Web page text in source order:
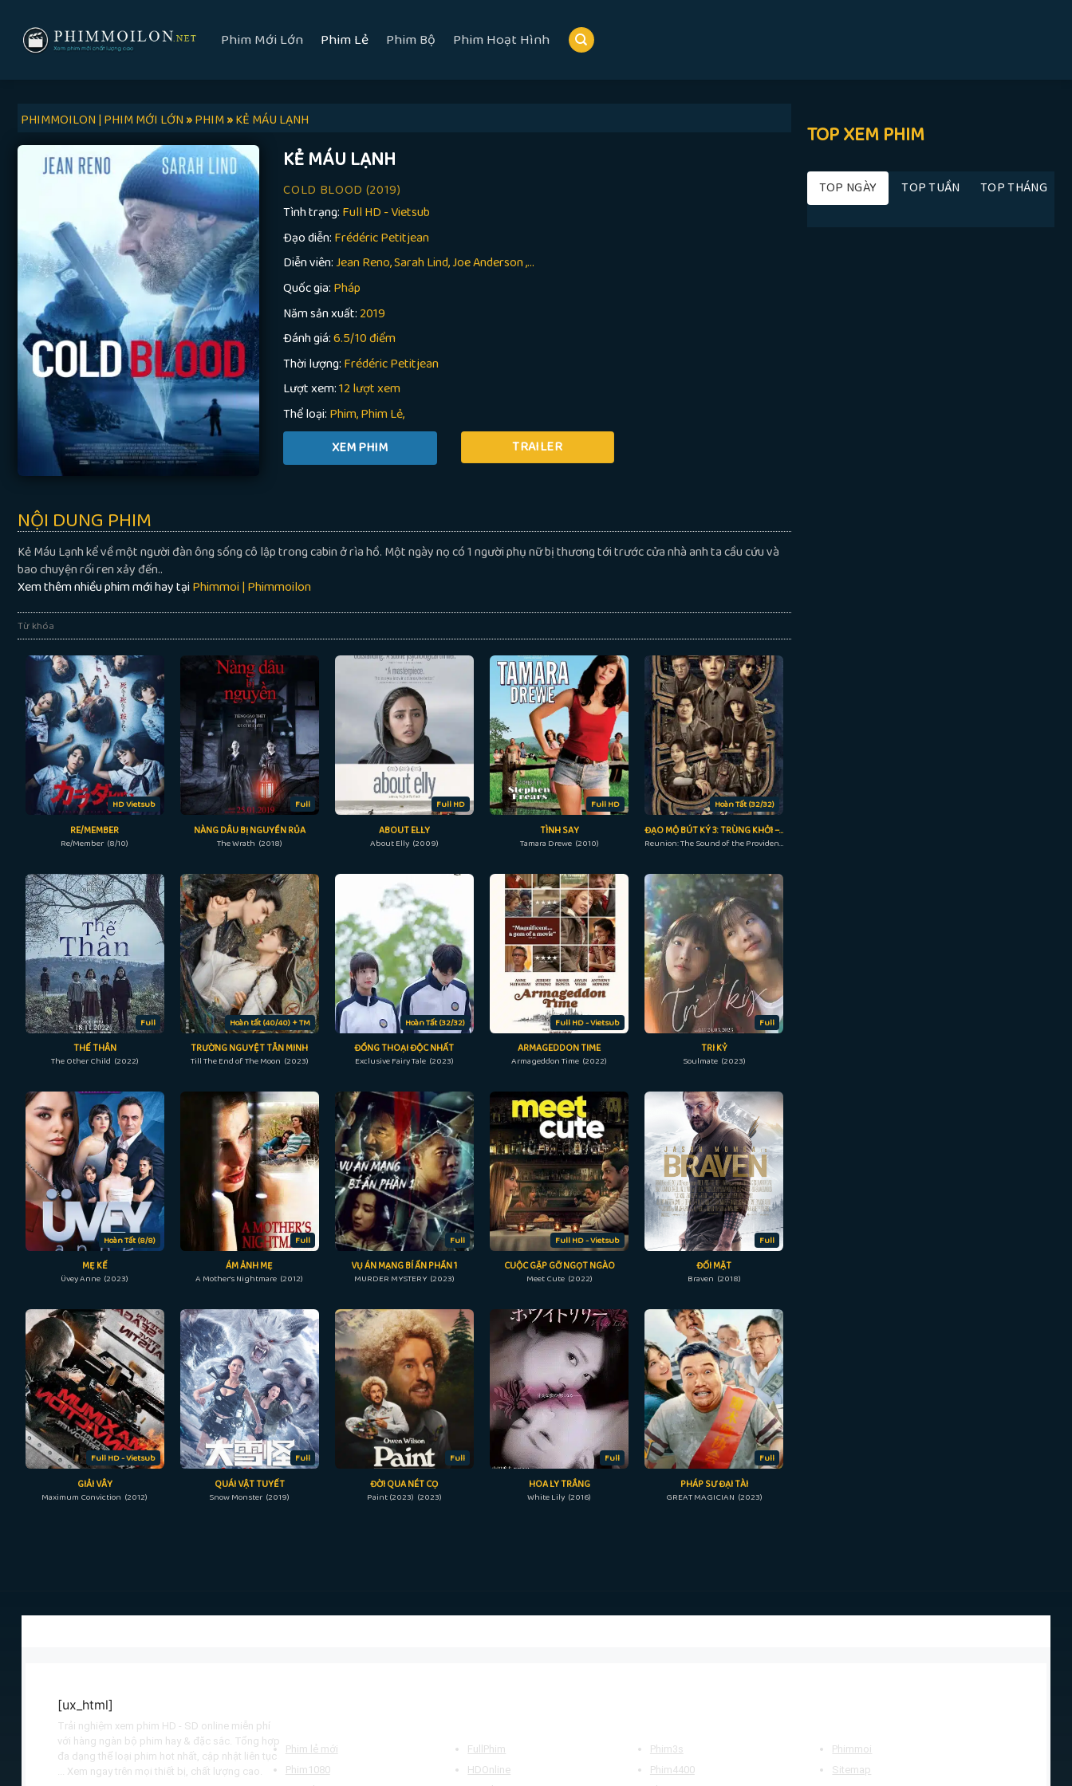
content
Phim Mới Lớn Phim Lẻ Phim Bộ Phim Hoạt Hình
PHIMMOILON | PHIM MỚI LỚN »PHIM»KẺ MÁU LẠNH
KẺ MÁU LẠNH
COLD BLOOD (2019)
Tình trạng: Full HD - Vietsub
Đạo diễn: Frédéric Petitjean
Diễn viên:Jean Reno, Sarah Lind, Joe Anderson ,...
Quốc gia: Pháp
Năm sản xuất: 2019
Đánh giá:6.5/10 điểm
Thời lượng: Frédéric Petitjean
Lượt xem:12 lượt xem
Thể loại: Phim Phim Lẻ
TRAILER
NỘI DUNG PHIM
Kẻ Máu Lạnh kể về một người đàn ông sống cô lập trong cabin ở rìa hồ. Một ngày nọ có 1 người phụ nữ bị thương tới trước cửa nhà anh ta cầu cứu và
bao chuyện rối ren xảy đến..
Xem thêm nhiều phim mới hay tạiPhimmoi | Phimmoilon
Từ khóa
HD Vietsub
RE/MEMBER
Re/Member (8/10)
Full
NÀNG DÂU BỊ NGUYỀN RỦA
The Wrath (2018)
Full HD
ABOUT ELLY
About Elly (2009)
Full HD
TÌNH SAY
Tamara Drewe (2010)
Hoàn Tất (32/32)
ĐẠO MỘ BÚT KÝ 3: TRÙNG KHỞI – CỰC HẢI THÍNH LÔI
Reunion: The Sound of the Providence (2020)
Full
THẾ THÂN
The Other Child (2022)
Hoàn tất (40/40) + TM
TRƯỜNG NGUYỆT TẪN MINH
Till The End of The Moon (2023)
Hoàn Tất (32/32)
ĐỒNG THOẠI ĐỘC NHẤT
Exclusive Fairy Tale (2023)
Full HD - Vietsub
ARMAGEDDON TIME
Armageddon Time (2022)
Full
TRI KỶ
Soulmate (2023)
Hoàn Tất (8/8)
MẸ KẾ
Üvey Anne (2023)
Full
ÁM ẢNH MẸ
A Mother's Nightmare (2012)
Full
VỤ ÁN MẠNG BÍ ẨN PHẦN 1
MURDER MYSTERY (2023)
Full HD - Vietsub
CUỘC GẶP GỠ NGỌT NGÀO
Meet Cute (2022)
Full
ĐỐI MẶT
Braven (2018)
Full HD - Vietsub
GIẢI VÂY
Maximum Conviction (2012)
Full
QUÁI VẬT TUYẾT
Snow Monster (2019)
Full
ĐỜI QUA NÉT CỌ
Paint (2023) (2023)
Full
HOA LY TRẮNG
White Lily (2016)
Full
PHÁP SƯ ĐẠI TÀI
GREAT MAGICIAN (2023)
TOP XEM PHIM
TOP NGÀY TOP TUẦN TOP THÁNG